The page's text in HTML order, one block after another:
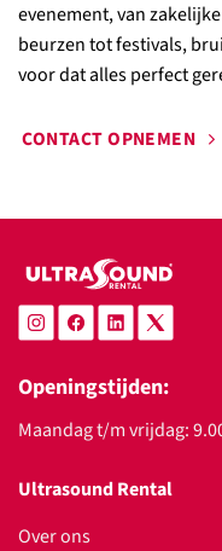
evenement, van
beurzen tot festivals,
voor dat alles perfect
CONTACT OPNEMEN
Openingstijden:
Maandag t/m vrijdag:
Ultrasound Rental
Over ons